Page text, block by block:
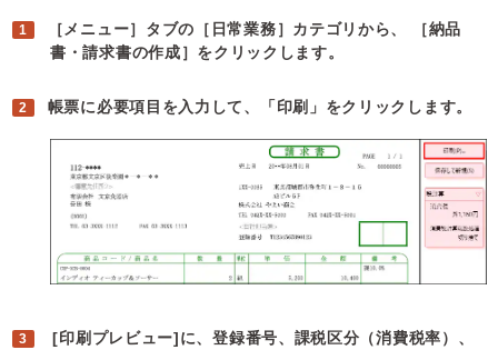
［メニュー］タブの［日常業務］カテゴリから、 ［納品
書・請求書の作成］をクリックします。
帳票に必要項目を入力して、「印刷」をクリックします。
[印刷プレビュー]に、登録番号、課税区分（消費税率）、